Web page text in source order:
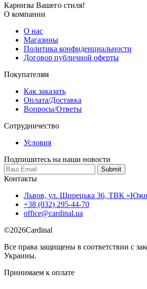
Карнизы Вашего стиля!
О компании
О нас
Магазины
Политика конфиденциальности
Договор публичной оферты
Покупателям
Как заказать
Оплата/Доставка
Вопросы/Ответы
Сотрудничество
Условия
Подпишитесь на наши новости
Контакты
Львов, ул. Щирецька 36, ТВК
+38 (032) 295-44-70
office@cardinal.ua
©2026Cardinal
Все права защищены в соответствии с
Украины.
Принимаем к оплате